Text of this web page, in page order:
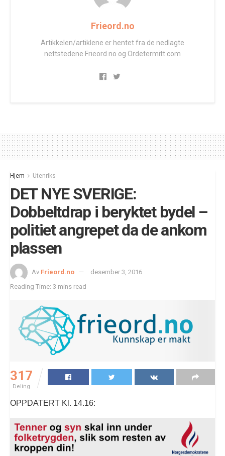
Frieord.no
Artikkelen/artiklene er hentet fra de nedlagte
nettstedene Frieord.no og Ordetermitt.com
Hjem Utenriks
DET NYE SVERIGE:
Dobbeltdrap i beryktet bydel –
politiet angrepet da de ankom
plassen
Av Frieord.no
desember 3, 2016
Reading Time: 3 mins read
317
Deling
OPPDATERT Kl. 14.16: